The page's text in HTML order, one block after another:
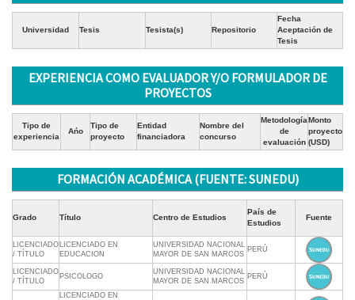
Universidad Tesis Tesista(s) Repositorio
Fecha
Aceptación de
Tesis
EXPERIENCIA COMO EVALUADOR Y/O FORMULADOR DE
PROYECTOS
Tipo de
experiencia
Ańo
Tipo de
proyecto
Entidad
financiadora
Nombre del
concurso
Metodología
de
evaluación
Monto
proyecto
(USD)
FORMACIÓN ACADÉMICA (FUENTE: SUNEDU)
Grado Título Centro de Estudios
País de
Estudios
Fuente
LICENCIADO
/ TÍTULO
LICENCIADO EN
EDUCACION
UNIVERSIDAD NACIONAL
MAYOR DE SAN MARCOS
PERÚ
LICENCIADO
/ TÍTULO
PSICOLOGO
UNIVERSIDAD NACIONAL
MAYOR DE SAN MARCOS
PERÚ
LICENCIADO EN